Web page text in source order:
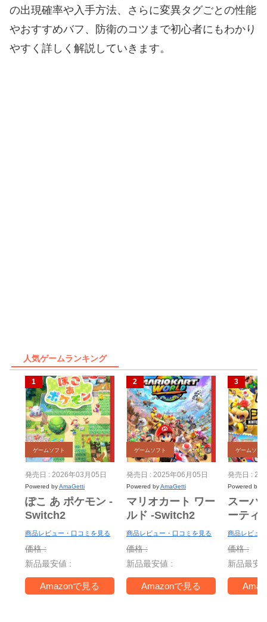
の出現確率や入手方法、さらに変異タグごとの性能
やおすすめバフ、防衛のコツまで初心者にもわかり
やすく詳しく解説していきます。
人気ゲームランキング
ゲームソフト
発売日 : 2026年03月05日
Powered byAmaGetti
ぽこ あ ポケモン -
Switch2
商品レビュー・口コミを見る
価格 :
新品最安値 :
Amazonで見る
ゲームソフト
発売日 : 2025年06月05日
Powered byAmaGetti
マリオカート ワー
ルド -Switch2
商品レビュー・口コミを見る
価格 :
新品最安値 :
Amazonで見る
ゲームソフト
発売日 :
Powered by
スーパ
ーティ
ー
Switch
＋ ジャ
TV -
商品レビュ
価格 :
新品最安